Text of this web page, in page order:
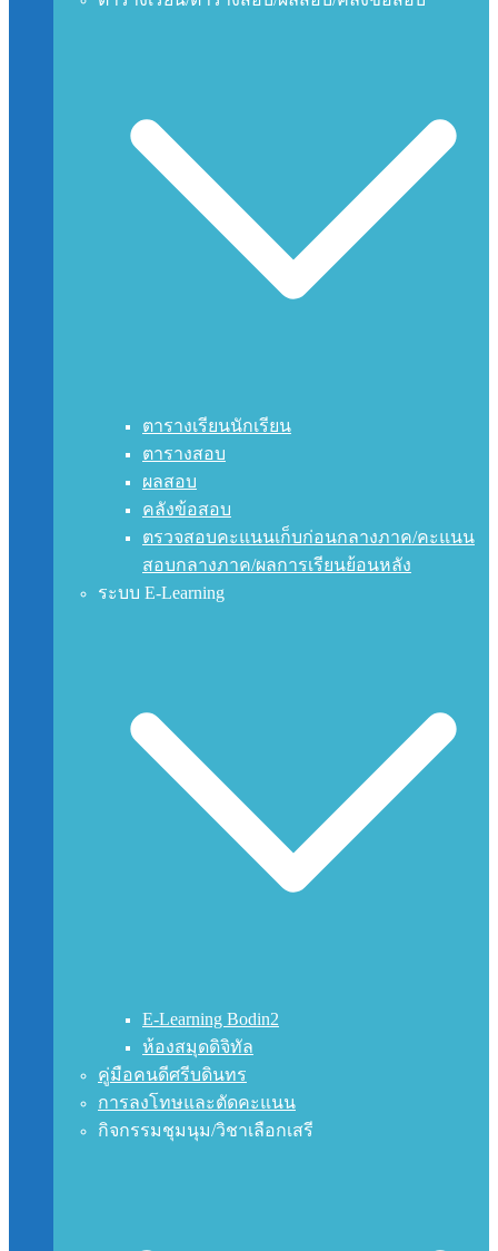
ตารางเรียนนักเรียน
ตารางสอบ
ผลสอบ
คลังข้อสอบ
ตรวจสอบคะแนนเก็บก่อนกลางภาค/คะแนน
สอบกลางภาค/ผลการเรียนย้อนหลัง
ระบบ E-Learning
E-Learning Bodin2
ห้องสมุดดิจิทัล
คู่มือคนดีศรีบดินทร
การลงโทษและตัดคะแนน
กิจกรรมชุมนุม/วิชาเลือกเสรี